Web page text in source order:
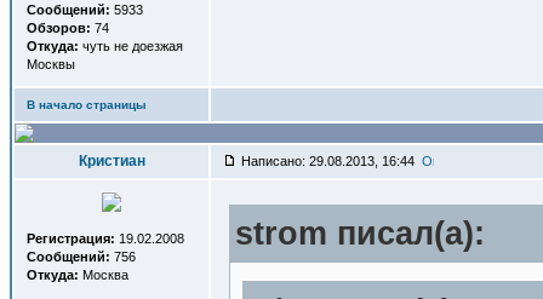
Сообщений: 5933
Обзоров: 74
Откуда: чуть не доезжая
Москвы
В начало страницы
Кристиан Написано: 29.08.2013, 16:44
Регистрация: 19.02.2008
Сообщений: 756
Откуда: Москва
strom писал(a):